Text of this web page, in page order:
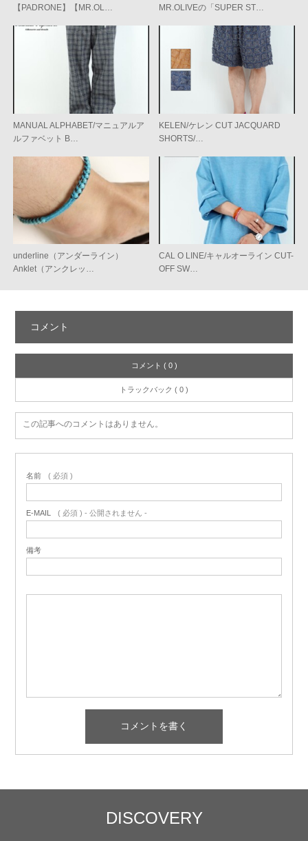
【PADRONE】【MR.OL…
MR.OLIVEの「SUPER ST…
MANUAL ALPHABET/マニュアルア
ルファベット B…
KELEN/ケレン CUT JACQUARD
SHORTS/…
underline（アンダーライン）
Anklet（アンクレッ…
CAL O LINE/キャルオーライン CUT-
OFF SW…
コメント
コメント ( 0 )
トラックバック ( 0 )
この記事へのコメントはありません。
名前 ( 必須 )
E-MAIL ( 必須 ) - 公開されません -
備考
DISCOVERY